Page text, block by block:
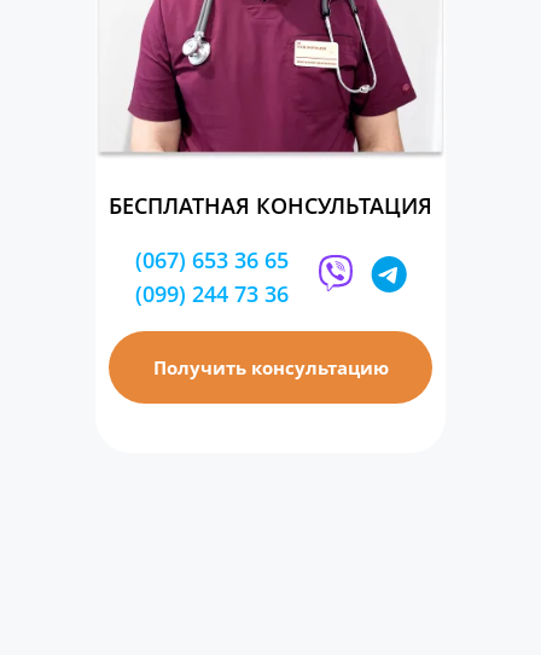
БЕСПЛАТНАЯ КОНСУЛЬТАЦИЯ
(067) 653 36 65
(099) 244 73 36
Получить консультацию